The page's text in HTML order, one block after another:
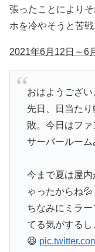
張ったことにより
ホを冷やそうと苦戦
2021年6月12日～6
おはようござい
先日、日当た
敗。今日はファ
サーバールー
今まで夏は屋
ゃったからね💦
ちなみにミラ
てる気がする
😆